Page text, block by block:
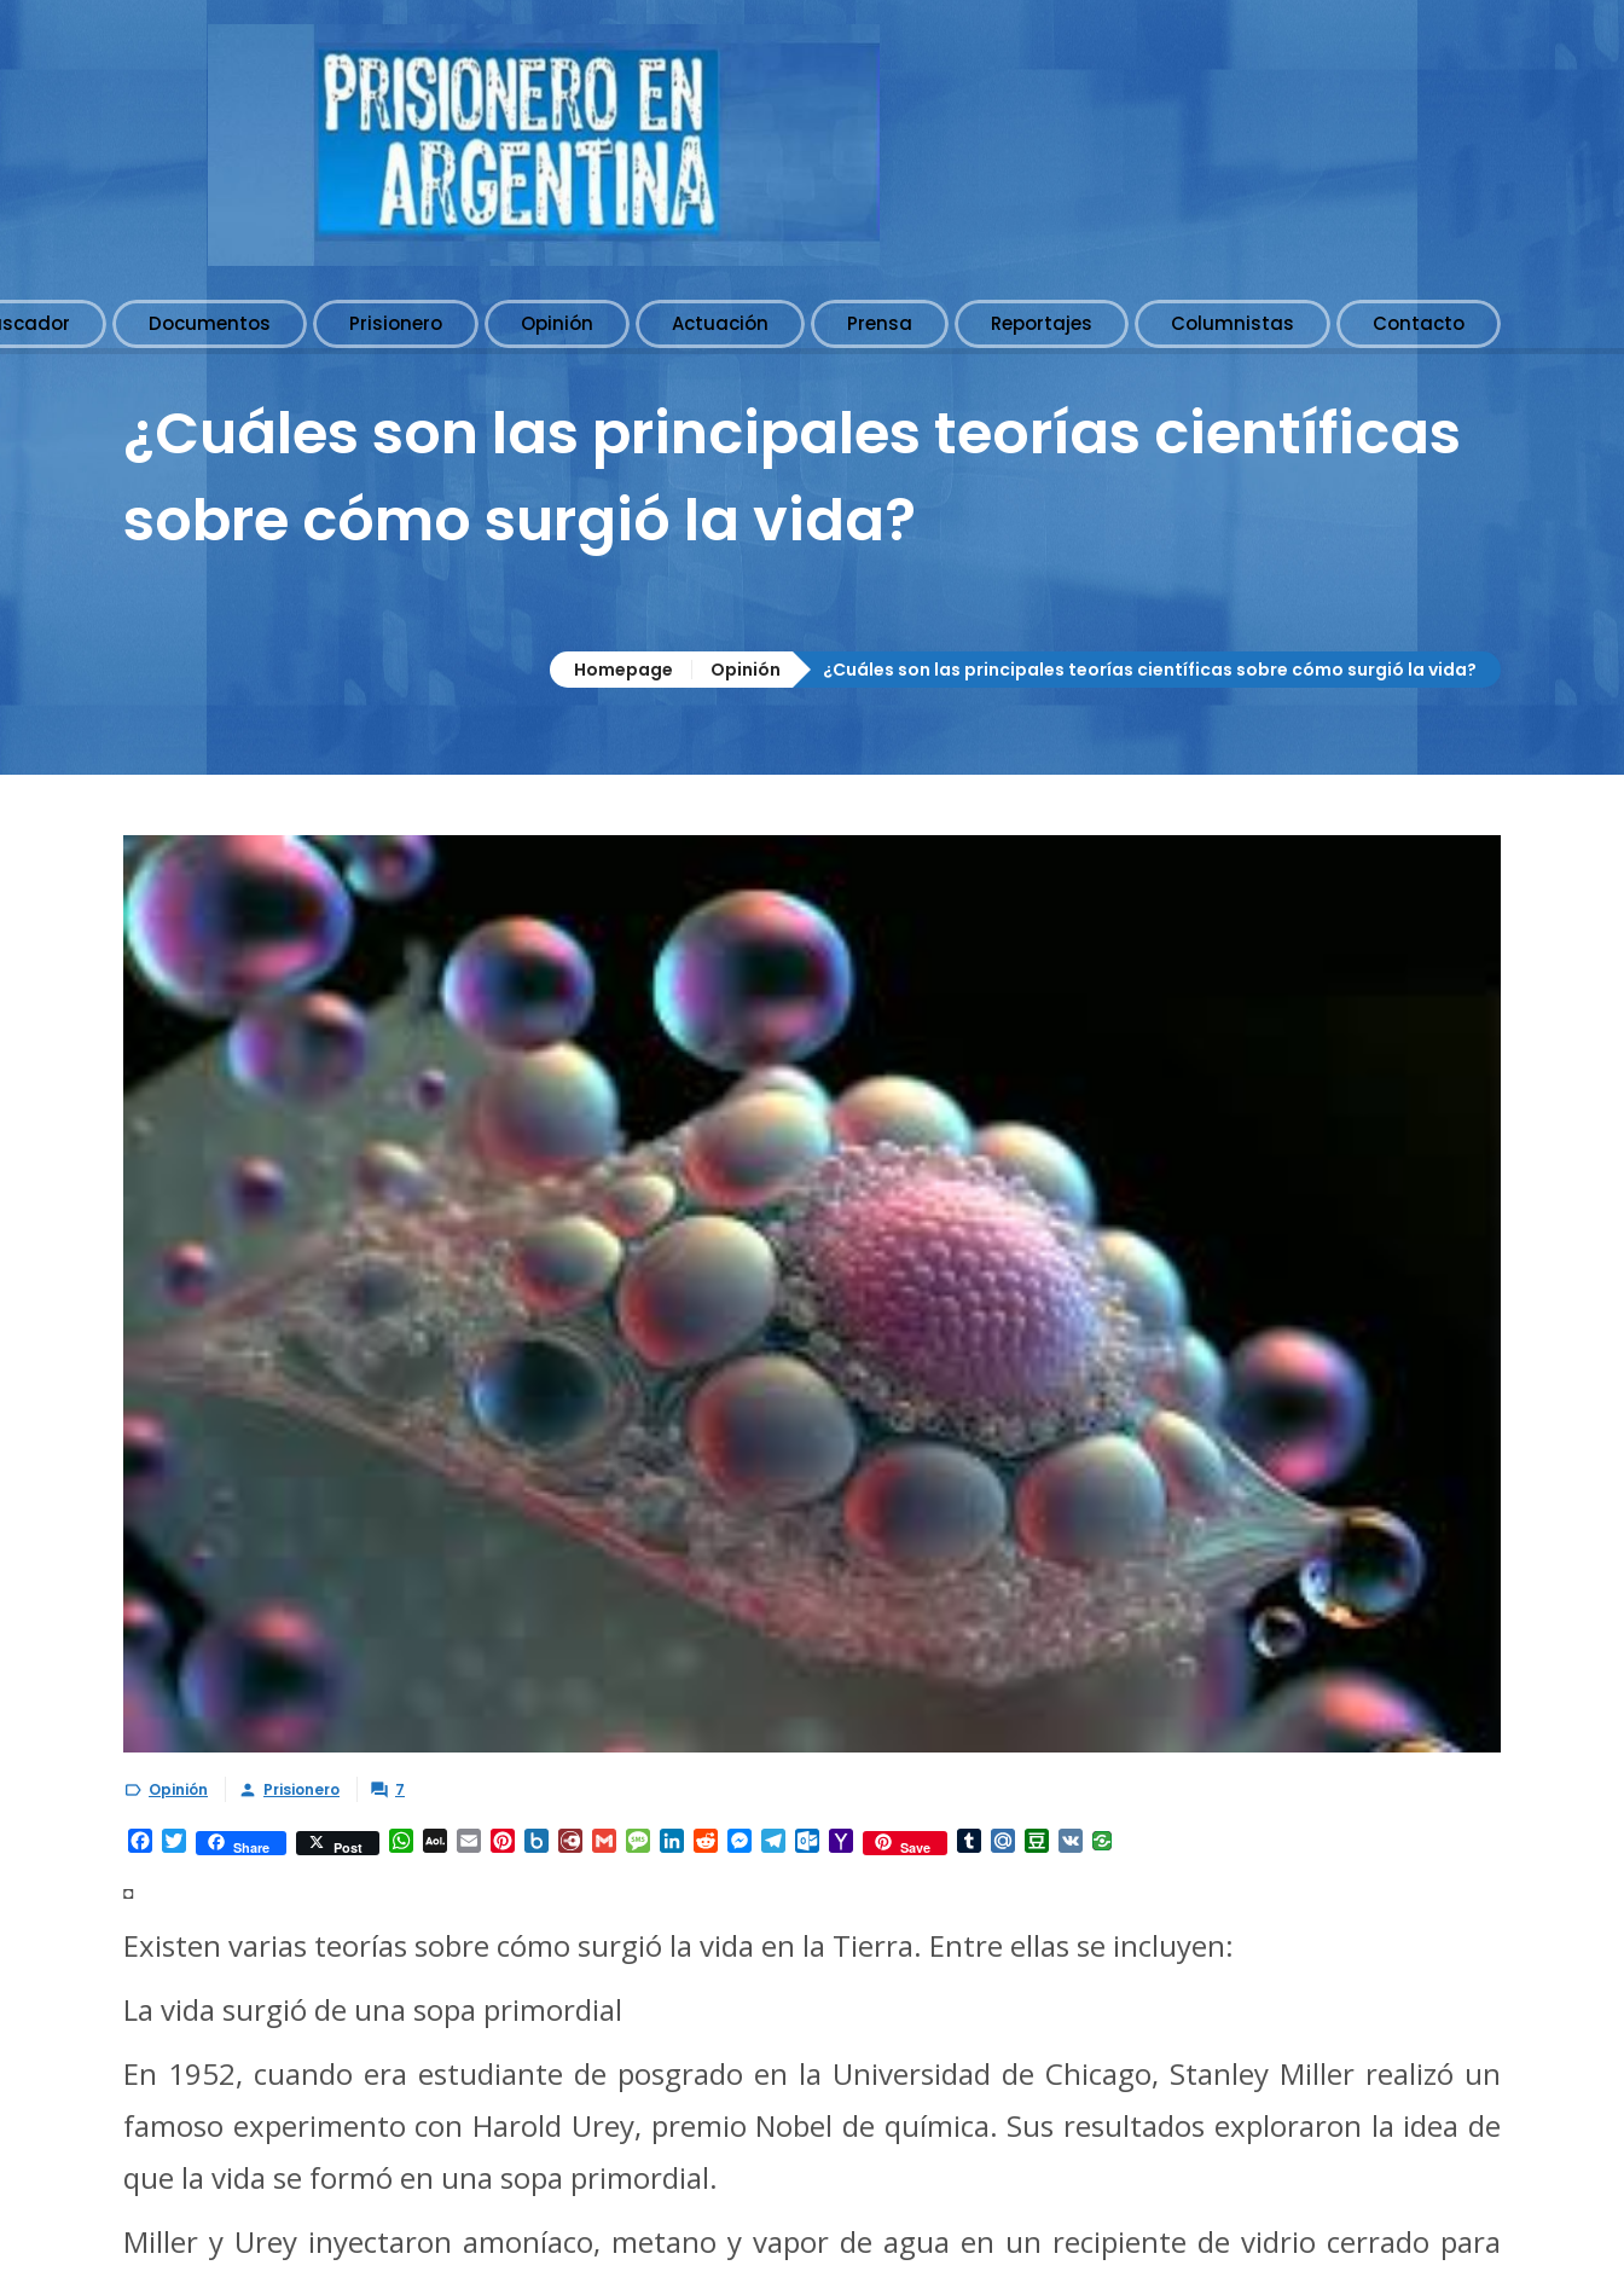
Documentos Prisionero Opinión Actuación Prensa Reportajes Columnistas Contacto
¿Cuáles son las principales teorías científicas
sobre cómo surgió la vida?
Homepage Opinión ¿Cuáles son las principales teorías científicas sobre cómo surgió la vida?
 Opinión  Prisionero  7
Facebook
TwitterShare Post WhatsApp
AOL Email Pinterest
Box.netDiary.RuGmailMessage
LinkedInRedditMessenger
TelegramOutlook.com
YahooSave TumblrMail.RuDouban
VK
◘
Existen varias teorías sobre cómo surgió la vida en la Tierra. Entre ellas se incluyen:
La vida surgió de una sopa primordial
En 1952, cuando era estudiante de posgrado en la Universidad de Chicago, Stanley Miller realizó un
famoso experimento con Harold Urey, premio Nobel de química. Sus resultados exploraron la idea de
que la vida se formó en una sopa primordial.
Miller y Urey inyectaron amoníaco, metano y vapor de agua en un recipiente de vidrio cerrado para